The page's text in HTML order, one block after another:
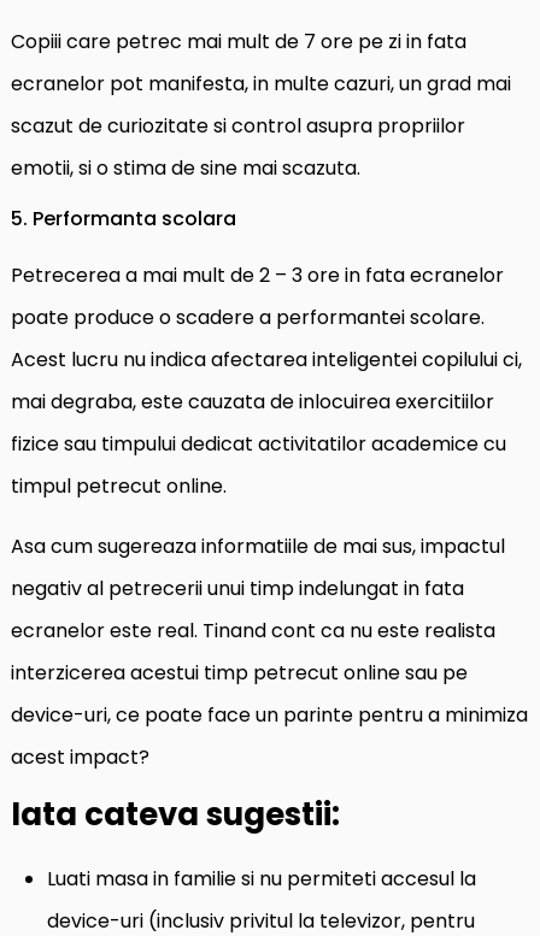
Copiii care petrec mai mult de 7 ore pe zi in fata
ecranelor pot manifesta, in multe cazuri, un grad mai
scazut de curiozitate si control asupra propriilor
emotii, si o stima de sine mai scazuta.
5. Performanta scolara
Petrecerea a mai mult de 2 – 3 ore in fata ecranelor
poate produce o scadere a performantei scolare.
Acest lucru nu indica afectarea inteligentei copilului ci,
mai degraba, este cauzata de inlocuirea exercitiilor
fizice sau timpului dedicat activitatilor academice cu
timpul petrecut online.
Asa cum sugereaza informatiile de mai sus, impactul
negativ al petrecerii unui timp indelungat in fata
ecranelor este real. Tinand cont ca nu este realista
interzicerea acestui timp petrecut online sau pe
device-uri, ce poate face un parinte pentru a minimiza
acest impact?
Iata cateva sugestii:
Luati masa in familie si nu permiteti accesul la
device-uri (inclusiv privitul la televizor, pentru